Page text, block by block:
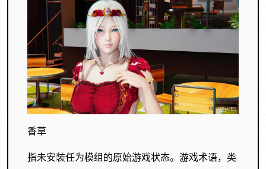
香草
指未安装任为模组的原始游戏状态。游戏术语，类